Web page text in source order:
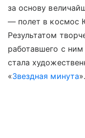
за основу
— полет в космос
Результатом
работавшего с
стала
«Звездная минута».